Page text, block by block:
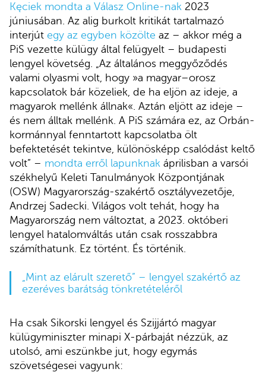
Kęciek mondta a Válasz Online-nak 2023
júniusában. Az alig burkolt kritikát tartalmazó
interjút egy az egyben közölte az – akkor még a
PiS vezette külügy által felügyelt – budapesti
lengyel követség. „Az általános meggyőződés
valami olyasmi volt, hogy »a magyar–orosz
kapcsolatok bár közeliek, de ha eljön az ideje, a
magyarok mellénk állnak«. Aztán eljött az ideje –
és nem álltak mellénk. A PiS számára ez, az Orbán-
kormánnyal fenntartott kapcsolatba ölt
befektetését tekintve, különösképp csalódást keltő
volt” – mondta erről lapunknak áprilisban a varsói
székhelyű Keleti Tanulmányok Központjának
(OSW) Magyarország-szakértő osztályvezetője,
Andrzej Sadecki. Világos volt tehát, hogy ha
Magyarország nem változtat, a 2023. októberi
lengyel hatalomváltás után csak rosszabbra
számíthatunk. Ez történt. És történik.
„Mint az elárult szerető” – lengyel szakértő az
ezeréves barátság tönkretételéről
Ha csak Sikorski lengyel és Szijjártó magyar
külügyminiszter minapi X-párbaját nézzük, az
utolsó, ami eszünkbe jut, hogy egymás
szövetségesei vagyunk: